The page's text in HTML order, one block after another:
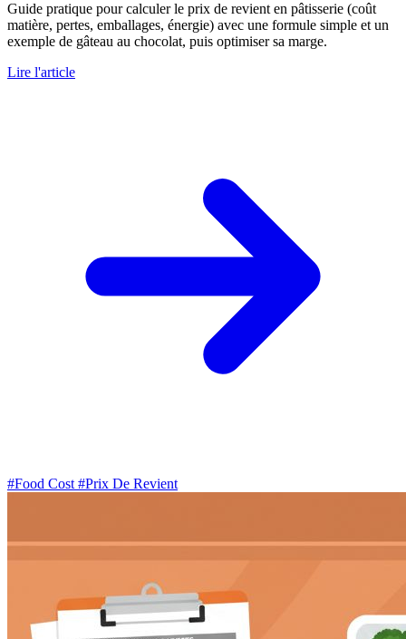
Guide pratique pour calculer le prix de revient en pâtisserie (coût
matière, pertes, emballages, énergie) avec une formule simple et un
exemple de gâteau au chocolat, puis optimiser sa marge.
Lire l'article
#Food Cost #Prix De Revient